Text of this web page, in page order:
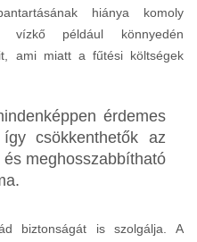
hiánya komoly
vízkő például könnyedén
ami miatt a fűtési költségek
érdemes
csökkenthetők az
meghosszabbítható
biztonságát is szolgálja. A